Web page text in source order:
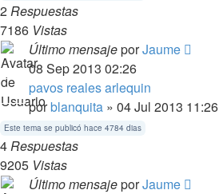
2Respuestas
7186 Vistas
Último mensajeporJaume
08 Sep 2013 02:26
pavos reales arlequin
porblanquita » 04 Jul 2013 11:26
Este tema se publicó hace 4784 dias
4Respuestas
9205 Vistas
Último mensajeporJaume